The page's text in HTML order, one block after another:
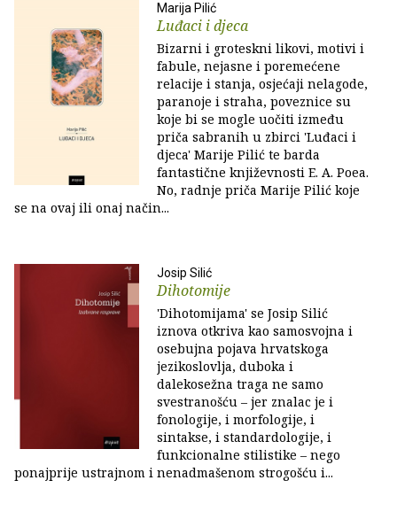
Marija Pilić
Luđaci i djeca
Bizarni i groteskni likovi, motivi i
fabule, nejasne i poremećene
relacije i stanja, osjećaji nelagode,
paranoje i straha, poveznice su
koje bi se mogle uočiti između
priča sabranih u zbirci 'Luđaci i
djeca' Marije Pilić te barda
fantastične književnosti E. A. Poea.
No, radnje priča Marije Pilić koje
se na ovaj ili onaj način...
Josip Silić
Dihotomije
'Dihotomijama' se Josip Silić
iznova otkriva kao samosvojna i
osebujna pojava hrvatskoga
jezikoslovlja, duboka i
dalekosežna traga ne samo
svestranošću – jer znalac je i
fonologije, i morfologije, i
sintakse, i standardologije, i
funkcionalne stilistike – nego
ponajprije ustrajnom i nenadmašenom strogošću i...